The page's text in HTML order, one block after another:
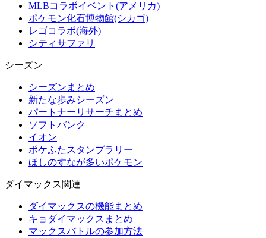
MLBコラボイベント(アメリカ)
ポケモン化石博物館(シカゴ)
レゴコラボ(海外)
シティサファリ
シーズン
シーズンまとめ
新たな歩みシーズン
パートナーリサーチまとめ
ソフトバンク
イオン
ポケふたスタンプラリー
ほしのすなが多いポケモン
ダイマックス関連
ダイマックスの機能まとめ
キョダイマックスまとめ
マックスバトルの参加方法